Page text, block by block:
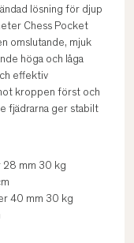
lösning för djup
Chess Pocket
omslutande, mjuk
höga och låga
effektiv
kroppen först och
fjädrarna ger stabilt
28 mm 30 kg
40 mm 30 kg